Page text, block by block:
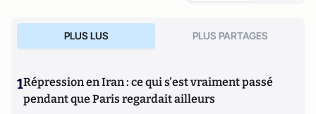
PLUS LUS PLUS PARTAGES
1Répression en Iran : ce qui s'est vraiment passé
pendant que Paris regardait ailleurs